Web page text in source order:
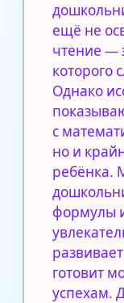
ещё не
чтение —
которого
Однако
с
но и
ребёнка.
формулы
готовит
успехам.